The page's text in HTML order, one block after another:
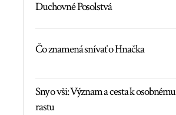
Duchovné Posolstvá
Čo znamená snívať o Hnačka
Sny o vši: Význam a cesta k osobnému
rastu